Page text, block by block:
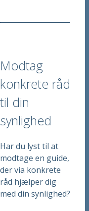
Modtag
konkrete råd
til din
synlighed
Har du lyst til at
modtage en guide,
der via konkrete
råd hjælper dig
med din synlighed?